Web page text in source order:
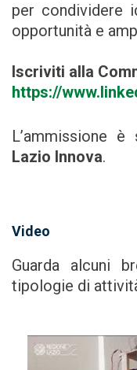
per condividere
opportunità e
Iscriviti alla
https://
L’ammissione
Lazio Innova.
Video
Guarda alcuni
tipologie di